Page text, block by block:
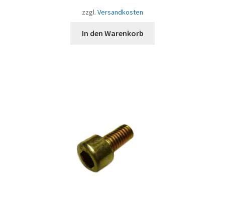
zzgl. Versandkosten
In den Warenkorb